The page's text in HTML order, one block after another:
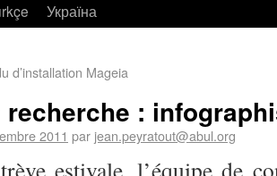
Україна
d’installation Mageia
recherche :
2011 par jean.peyratout@abul.org
estivale, l’équipe de